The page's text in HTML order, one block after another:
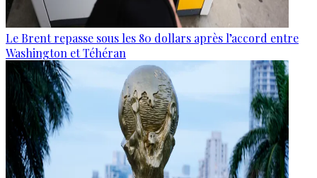
Le Brent repasse sous les 80 dollars après l’accord entre
Washington et Téhéran